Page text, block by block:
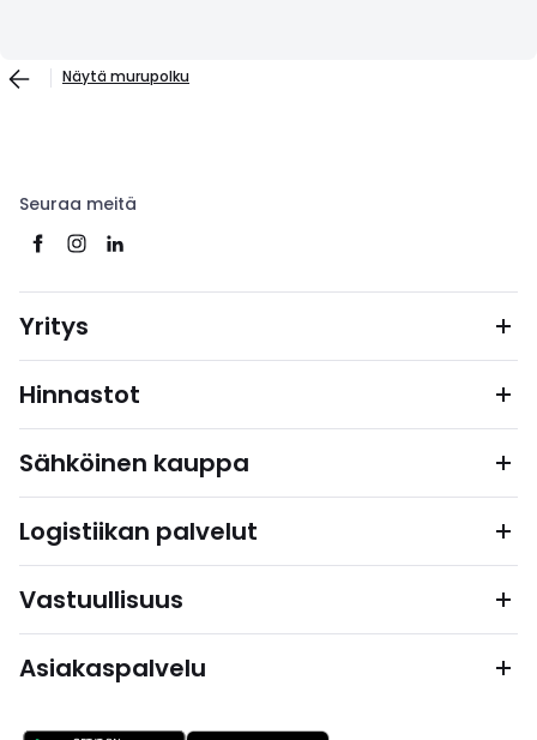
Näytä murupolku
Seuraa meitä
Yritys
Hinnastot
Sähköinen kauppa
Logistiikan palvelut
Vastuullisuus
Asiakaspalvelu